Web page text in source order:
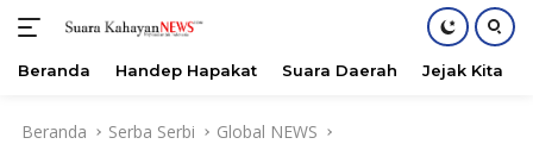
Beranda Handep Hapakat Suara Daerah Jejak Kita
Beranda Serba Serbi Global NEWS